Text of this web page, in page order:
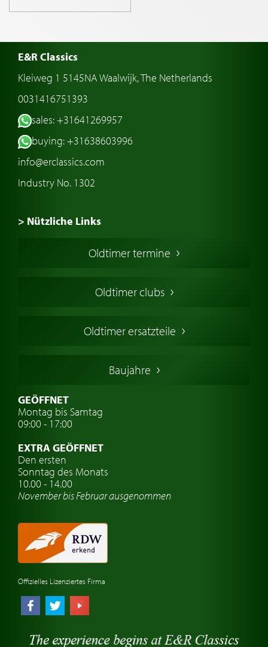
E&R Classics
Kleiweg 1 5145NA Waalwijk, The Netherlands
0031416751393
sales: +31641269957
buying: +31638603996
info@erclassics.com
Industry No. 1302
> Nützliche Links
Oldtimers in Europa
Englische Oldtimer
Deutsche Oldtimer
Schwedische Oldtimer
Oldtimer mit h-kennzeichen
Auto Oldtimer Markt
Oldtimer-Versicherung
Oldtimer-Clubs
Oldtimer-Reisen
Automarken uhren
Oldtimer termine
Oldtimer clubs
Oldtimer ersatzteile
Baujahre
GEÖFFNET
Montag bis Samtag
09:00 - 17:00
EXTRA GEÖFFNET
Den ersten
Sonntag des Monats
10.00 - 14.00
November bis Februar ausgenommen
Offizielles Lizenziertes Firma